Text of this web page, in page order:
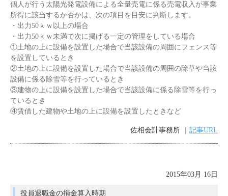
個人が行う太陽光発電設備による全量売電に係る売電収入が事業
所得に該当するか否かは、次の項目を目安に判断します。
・出力50ｋｗ以上の場合
・出力50ｋｗ未満で次に掲げる一定の管理をしている場合
①土地の上に設備を設置した場合で当該設備の周囲にフェンス等
を設置しているとき
②土地の上に設備を設置した場合で当該設備の周囲の除草や当該
設備に係る除雪等を行っているとき
③建物の上に設備を設置した場合で当該設備に係る除雪等を行っ
ているとき
④賃借した建物や土地の上に設備を設置したときなど
佐相会計事務所 ｜ 記事URL
2015年03月 16日
役員退職金の損金算入時期